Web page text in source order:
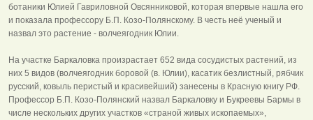
ботаники Юлией Гавриловной Овсянниковой, которая впервые нашла его
и показала профессору Б.П. Козо-Полянскому. В честь неё ученый и
назвал это растение - волчеягодник Юлии.
На участке Баркаловка произрастает 652 вида сосудистых растений, из
них 5 видов (волчеягодник боровой (в. Юлии), касатик безлистный, рябчик
русский, ковыль перистый и красивейший) занесены в Красную книгу РФ.
Профессор Б.П. Козо-Полянский назвал Баркаловку и Букреевы Бармы в
числе нескольких других участков «страной живых ископаемых»,